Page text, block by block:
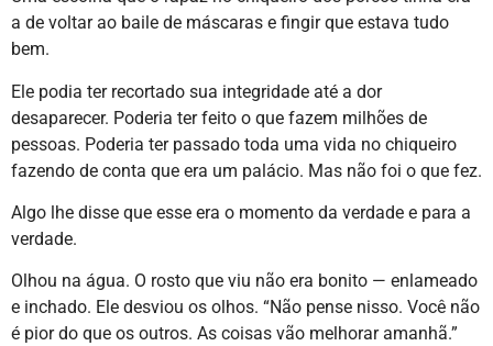
a de voltar ao baile de máscaras e fingir que estava tudo
bem.
Ele podia ter recortado sua integridade até a dor
desaparecer. Poderia ter feito o que fazem milhões de
pessoas. Poderia ter passado toda uma vida no chiqueiro
fazendo de conta que era um palácio. Mas não foi o que fez.
Algo lhe disse que esse era o momento da verdade e para a
verdade.
Olhou na água. O rosto que viu não era bonito — enlameado
e inchado. Ele desviou os olhos. “Não pense nisso. Você não
é pior do que os outros. As coisas vão melhorar amanhã.”